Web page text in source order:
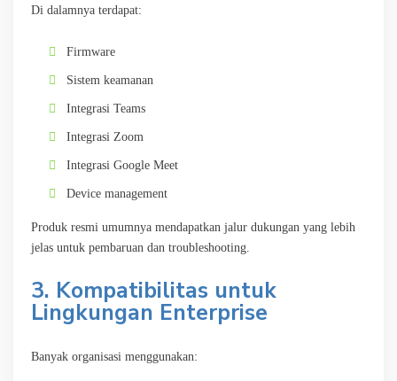
Di dalamnya terdapat:
Firmware
Sistem keamanan
Integrasi Teams
Integrasi Zoom
Integrasi Google Meet
Device management
Produk resmi umumnya mendapatkan jalur dukungan yang lebih
jelas untuk pembaruan dan troubleshooting.
3. Kompatibilitas untuk
Lingkungan Enterprise
Banyak organisasi menggunakan: